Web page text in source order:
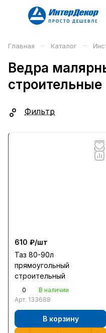
Главная – Каталог –
Ведра
строительные
Фильтр
610 ₽/шт
Таз 80-90л
прямоугольный
строительный
0
В наличии
Арт. 133688
В корзину